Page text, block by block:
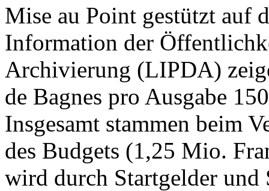
Mise au Point gestützt auf
Information der
Archivierung (LIPDA)
de Bagnes pro Ausgabe
Insgesamt stammen beim
des Budgets (1,25 Mio.
wird durch Startgelder und